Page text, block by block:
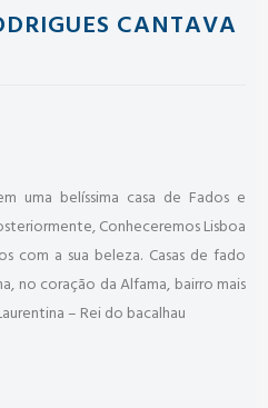
CANTAVA
uma belíssima casa de Fados e
Conheceremos Lisboa
com a sua beleza. Casas de fado
no coração da Alfama, bairro mais
– Rei do bacalhau